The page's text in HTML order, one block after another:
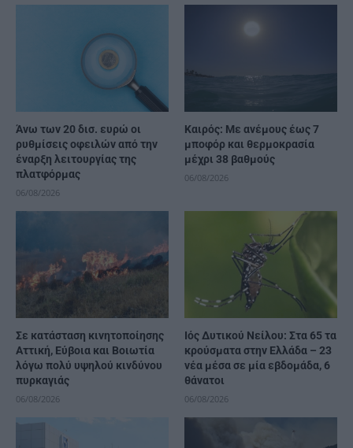
Άνω των 20 δισ. ευρώ οι
ρυθμίσεις οφειλών από την
έναρξη λειτουργίας της
πλατφόρμας
06/08/2026
Καιρός: Με ανέμους έως 7
μποφόρ και θερμοκρασία
μέχρι 38 βαθμούς
06/08/2026
Σε κατάσταση κινητοποίησης
Αττική, Εύβοια και Βοιωτία
λόγω πολύ υψηλού κινδύνου
πυρκαγιάς
06/08/2026
Ιός Δυτικού Νείλου: Στα 65 τα
κρούσματα στην Ελλάδα – 23
νέα μέσα σε μία εβδομάδα, 6
θάνατοι
06/08/2026